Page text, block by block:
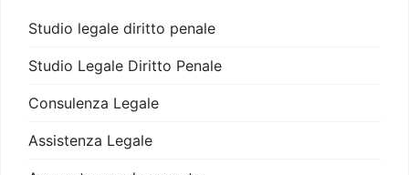
Studio legale diritto penale
Studio Legale Diritto Penale
Consulenza Legale
Assistenza Legale